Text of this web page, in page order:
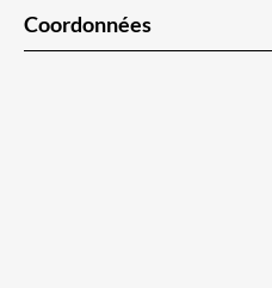
Coordonnées